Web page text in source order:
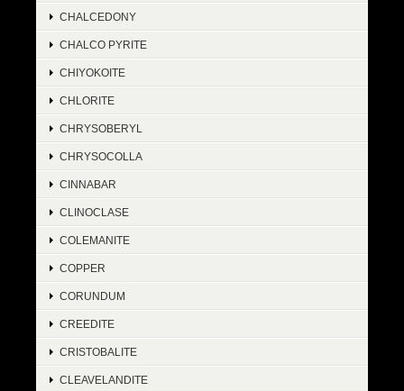
CHALCEDONY
CHALCO PYRITE
CHIYOKOITE
CHLORITE
CHRYSOBERYL
CHRYSOCOLLA
CINNABAR
CLINOCLASE
COLEMANITE
COPPER
CORUNDUM
CREEDITE
CRISTOBALITE
CLEAVELANDITE